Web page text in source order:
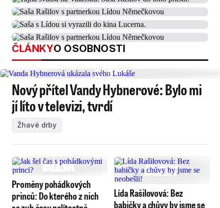
ČLÁNKYO OSOBNOSTI
Nový přítel Vandy Hybnerové: Bylo mi
jí líto v televizi, tvrdí
Žhavé drby
Proměny pohádkových
princů: Do kterého z nich
Lída Rašilovová: Bez
babičky a chůvy by jsme se